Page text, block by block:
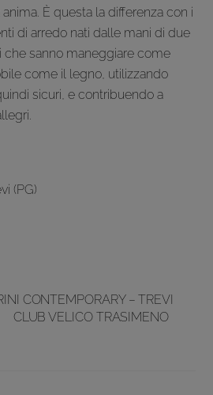
È questa la differenza con i
di arredo nati dalle mani di due
che sanno maneggiare come
come il legno, utilizzando
sicuri, e contribuendo a
(PG)
CONTEMPORARY – TREVI
CLUB VELICO TRASIMENO